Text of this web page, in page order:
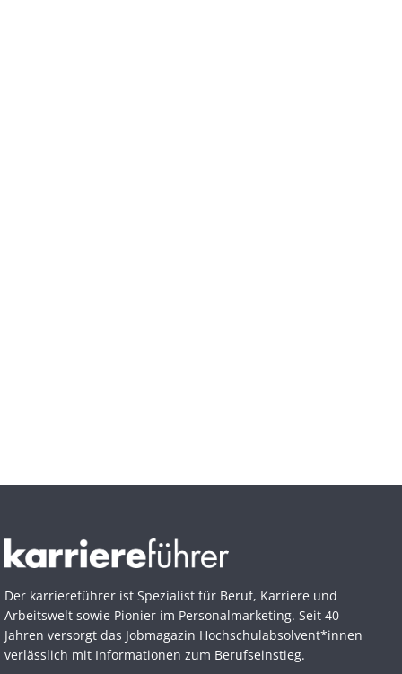
Der karriereführer ist Spezialist für Beruf, Karriere und
Arbeitswelt sowie Pionier im Personal­marketing. Seit 40
Jahren versorgt das Jobmagazin Hochschul­absolvent*innen
verlässlich mit Informationen zum Berufseinstieg.